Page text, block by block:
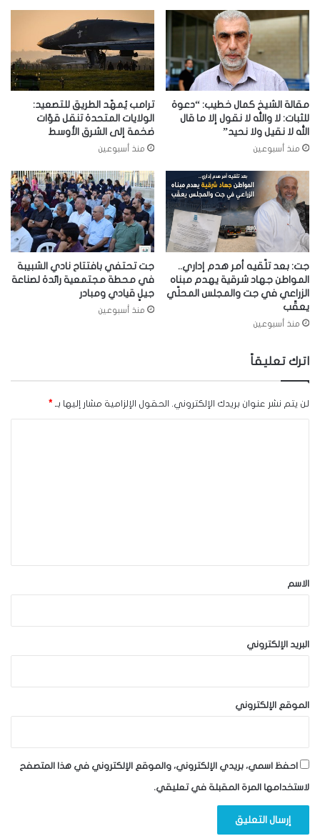
مقالة الشيخ كمال خطيب: “دعوة
للثبات: لا والله لا نقول إلا ما قال
الله لا نقيل ولا نحيد”
منذ أسبوعين
ترامب يُمهّد الطريق للتصعيد:
الولايات المتحدة تنقل قوّات
ضخمة إلى الشرق الأوسط
منذ أسبوعين
جت: بعد تلّقيه أمر هدم إداري..
المواطن جهاد شرقية يهدم مبناه
الزراعي في جت والمجلس المحلّي
يعقّب
منذ أسبوعين
جت تحتفي بافتتاح نادي الشبيبة
في محطة مجتمعية رائدة لصناعة
جيلٍ قيادي ومبادر
منذ أسبوعين
اترك تعليقاً
لن يتم نشر عنوان بريدك الإلكتروني. الحقول الإلزامية مشار إليها بـ *
*
الاسم
البريد الإلكتروني
الموقع الإلكتروني
احفظ اسمي، بريدي الإلكتروني، والموقع الإلكتروني في هذا المتصفح
لاستخدامها المرة المقبلة في تعليقي.